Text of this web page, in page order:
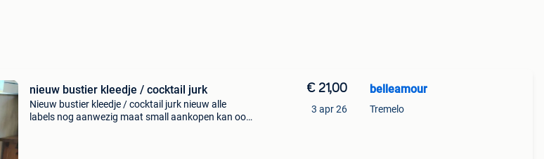
nieuw bustier kleedje / cocktail jurk
Nieuw bustier kleedje / cocktail jurk nieuw alle
labels nog aanwezig maat small aankopen kan ook
€ 21,00
3 apr 26
belleamour
Tremelo